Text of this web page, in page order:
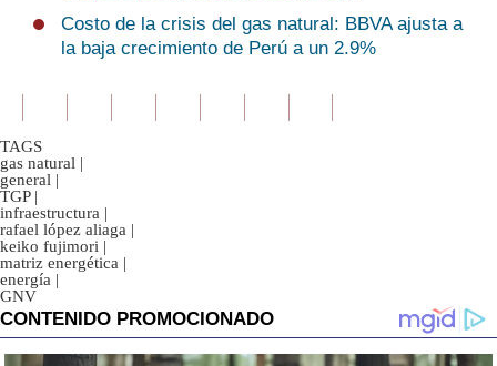
Costo de la crisis del gas natural: BBVA ajusta a
la baja crecimiento de Perú a un 2.9%
TAGS
gas natural |
general |
TGP |
infraestructura |
rafael lópez aliaga |
keiko fujimori |
matriz energética |
energía |
GNV